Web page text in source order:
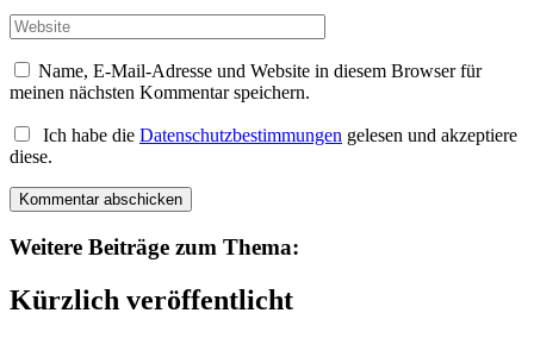
Name, E-Mail-Adresse und Website in diesem Browser für
meinen nächsten Kommentar speichern.
Ich habe die Datenschutzbestimmungen gelesen und akzeptiere
diese.
Weitere Beiträge zum Thema:
Kürzlich veröffentlicht